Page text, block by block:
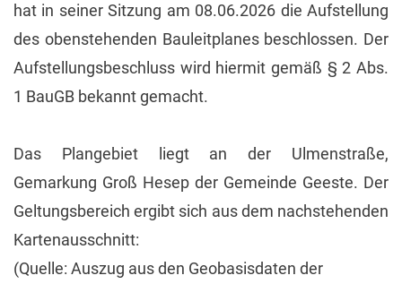
hat in seiner Sitzung am 08.06.2026 die Aufstellung
des obenstehenden Bauleitplanes beschlossen. Der
Aufstellungsbeschluss wird hiermit gemäß § 2 Abs.
1 BauGB bekannt gemacht.
Das Plangebiet liegt an der Ulmenstraße,
Gemarkung Groß Hesep der Gemeinde Geeste. Der
Geltungsbereich ergibt sich aus dem nachstehenden
Kartenausschnitt:
(Quelle: Auszug aus den Geobasisdaten der